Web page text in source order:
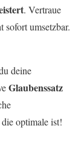
. Vertraue
sofort umsetzbar.
deine
Glaubenssatz
optimale ist!